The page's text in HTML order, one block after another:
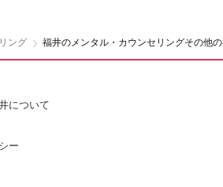
ング 福井のメンタル・カウンセリングその他
について
ー